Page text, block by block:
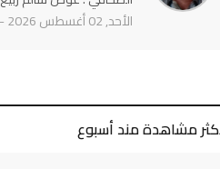
الأحد, 02 أغسطس 2026 - 06:07 م
مشاهدة مند أسبوع